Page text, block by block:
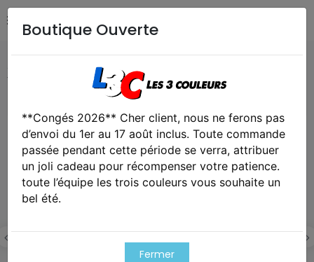
Collection
1979 vintage
Cet article est victime de son succes
Boutique Ouverte
**Congés 2026** Cher client, nous ne ferons pas
d’envoi du 1er au 17 août inclus. Toute commande
passée pendant cette période se verra, attribuer
un joli cadeau pour récompenser votre patience.
toute l’équipe les trois couleurs vous souhaite un
bel été.
Fermer